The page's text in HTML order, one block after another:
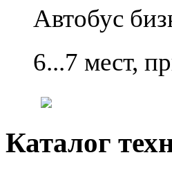
Автобус
6...7 мест,
Каталог